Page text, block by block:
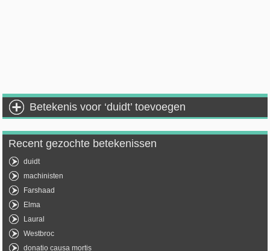
Betekenis voor ‘duidt’ toevoegen
Recent gezochte betekenissen
duidt
machinisten
Farshaad
Elma
Laural
Westbroc
donatio causa mortis